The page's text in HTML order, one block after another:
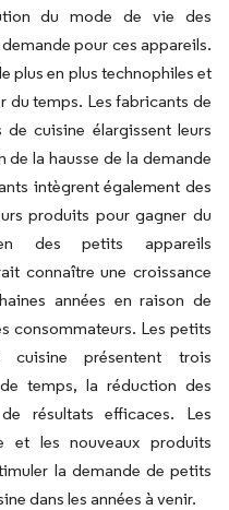
du mode de vie des
pour ces appareils.
plus en plus technophiles et
du temps. Les fabricants de
cuisine élargissent leurs
la hausse de la demande
intègrent également des
produits pour gagner du
des petits appareils
connaître une croissance
années en raison de
consommateurs. Les petits
cuisine présentent trois
temps, la réduction des
résultats efficaces. Les
et les nouveaux produits
la demande de petits
dans les années à venir.